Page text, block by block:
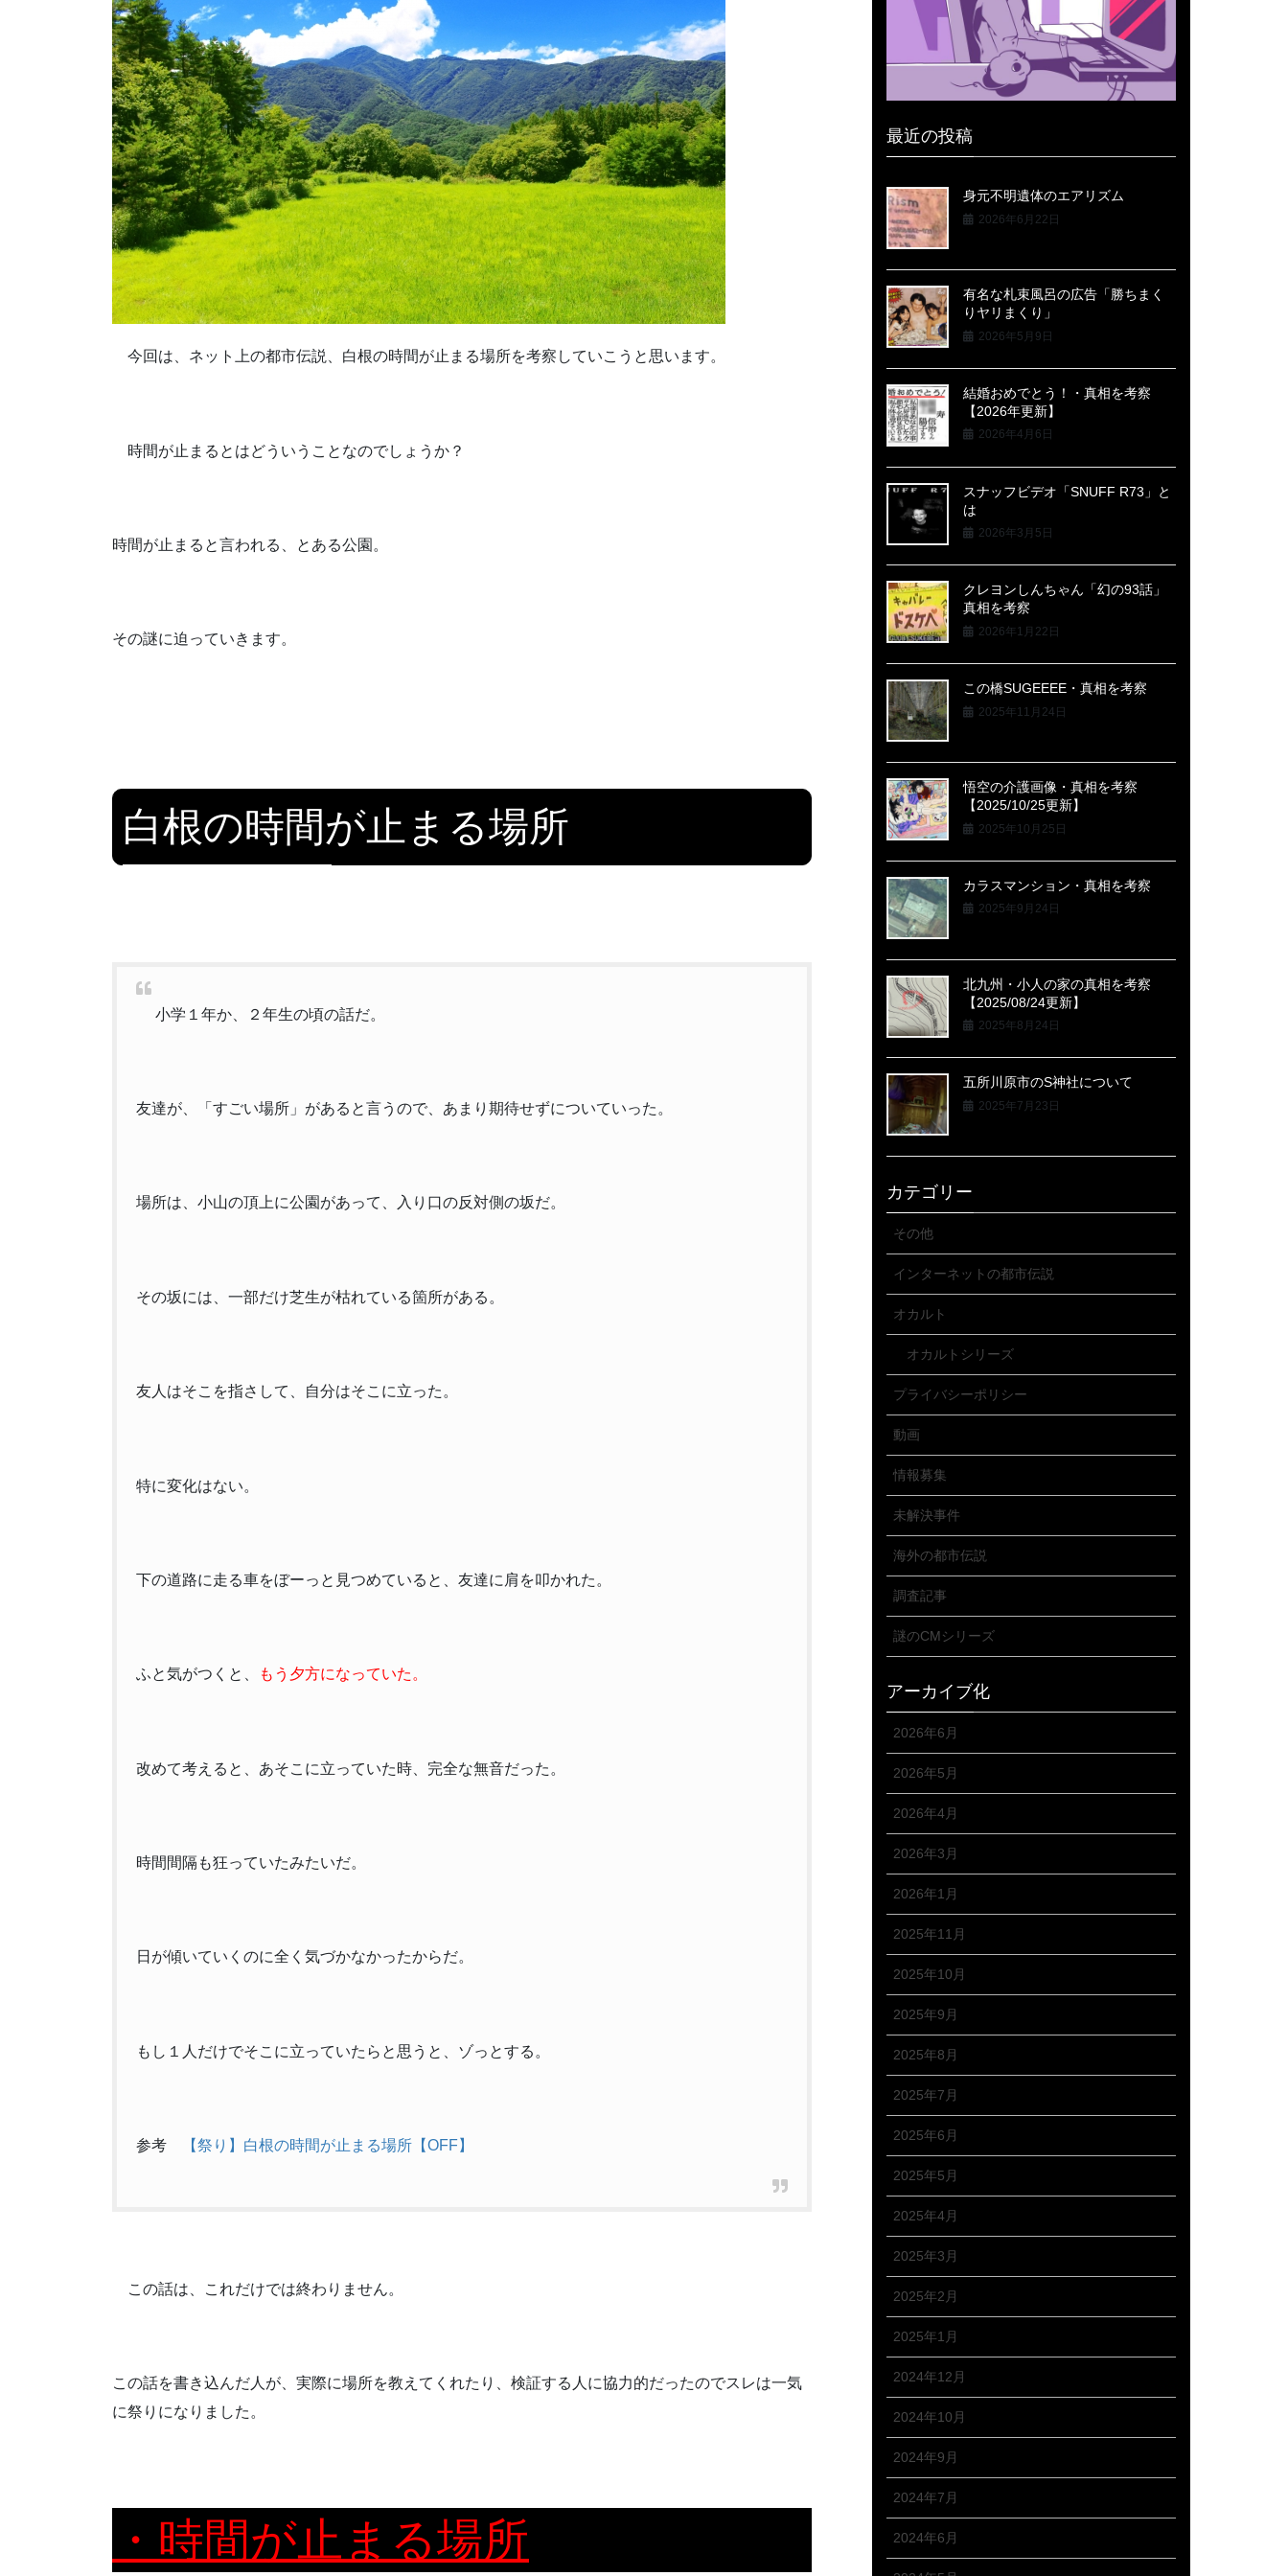
今回は、ネット上の都市伝説、白根の時間が止まる場所を考察していこうと思います。
時間が止まるとはどういうことなのでしょうか？
時間が止まると言われる、とある公園。
その謎に迫っていきます。
白根の時間が止まる場所
小学１年か、２年生の頃の話だ。
友達が、「すごい場所」があると言うので、あまり期待せずについていった。
場所は、小山の頂上に公園があって、入り口の反対側の坂だ。
その坂には、一部だけ芝生が枯れている箇所がある。
友人はそこを指さして、自分はそこに立った。
特に変化はない。
下の道路に走る車をぼーっと見つめていると、友達に肩を叩かれた。
ふと気がつくと、 もう夕方になっていた。
改めて考えると、あそこに立っていた時、完全な無音だった。
時間間隔も狂っていたみたいだ。
日が傾いていくのに全く気づかなかったからだ。
もし１人だけでそこに立っていたらと思うと、ゾっとする。
参考 【祭り】白根の時間が止まる場所【OFF】
この話は、これだけでは終わりません。
この話を書き込んだ人が、実際に場所を教えてくれたり、検証する人に協力的だったのでスレは一気
に祭りになりました。
・時間が止まる場所
最近の投稿
身元不明遺体のエアリズム
2026年6月22日
有名な札束風呂の広告「勝ちまく
りヤリまくり」
2026年5月9日
結婚おめでとう！・真相を考察
【2026年更新】
2026年4月6日
スナッフビデオ「SNUFF R73」と
は
2026年3月5日
クレヨンしんちゃん「幻の93話」
真相を考察
2026年1月22日
この橋SUGEEEE・真相を考察
2025年11月24日
悟空の介護画像・真相を考察
【2025/10/25更新】
2025年10月25日
カラスマンション・真相を考察
2025年9月24日
北九州・小人の家の真相を考察
【2025/08/24更新】
2025年8月24日
五所川原市のS神社について
2025年7月23日
カテゴリー
その他
インターネットの都市伝説
オカルト
オカルトシリーズ
プライバシーポリシー
動画
情報募集
未解決事件
海外の都市伝説
調査記事
謎のCMシリーズ
アーカイブ化
2026年6月
2026年5月
2026年4月
2026年3月
2026年1月
2025年11月
2025年10月
2025年9月
2025年8月
2025年7月
2025年6月
2025年5月
2025年4月
2025年3月
2025年2月
2025年1月
2024年12月
2024年10月
2024年9月
2024年7月
2024年6月